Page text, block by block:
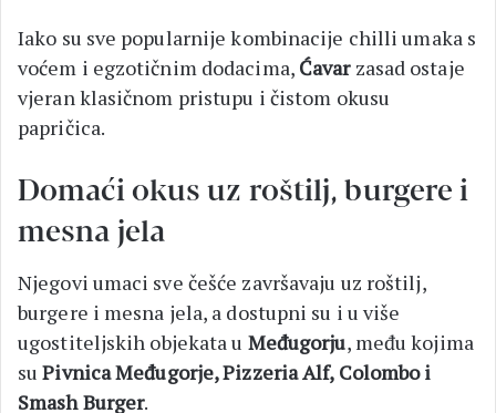
Iako su sve popularnije kombinacije chilli umaka s
voćem i egzotičnim dodacima, Ćavarzasad ostaje
vjeran klasičnom pristupu i čistom okusu
papričica.
Domaći okus uz roštilj, burgere i
mesna jela
Njegovi umaci sve češće završavaju uz roštilj,
burgere i mesna jela, a dostupni su i u više
ugostiteljskih objekata u Međugorju, među kojima
suPivnica Međugorje, Pizzeria Alf, Colombo i
Smash Burger.